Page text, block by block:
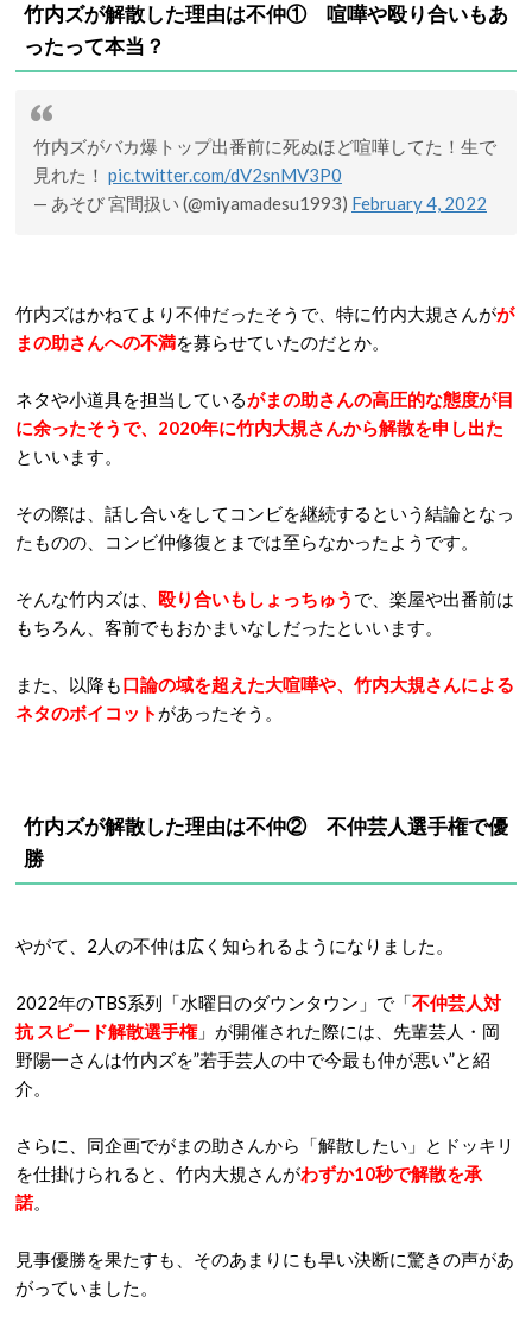
竹内ズが解散した理由は不仲① 喧嘩や殴り合いもあ
ったって本当？
竹内ズがバカ爆トップ出番前に死ぬほど喧嘩してた！生で
見れた！ pic.twitter.com/dV2snMV3P0
— あそび 宮間扱い (@miyamadesu1993) February 4, 2022
竹内ズはかねてより不仲だったそうで、特に竹内大規さんがが
まの助さんへの不満を募らせていたのだとか。
ネタや小道具を担当しているがまの助さんの高圧的な態度が目
に余ったそうで、2020年に竹内大規さんから解散を申し出た
といいます。
その際は、話し合いをしてコンビを継続するという結論となっ
たものの、コンビ仲修復とまでは至らなかったようです。
そんな竹内ズは、 殴り合いもしょっちゅう で、楽屋や出番前は
もちろん、客前でもおかまいなしだったといいます。
また、以降も口論の域を超えた大喧嘩や、竹内大規さんによる
ネタのボイコット があったそう。
竹内ズが解散した理由は不仲② 不仲芸人選手権で優
勝
やがて、2人の不仲は広く知られるようになりました。
2022年のTBS系列「水曜日のダウンタウン」で「不仲芸人対
抗 スピード解散選手権」が開催された際には、先輩芸人・岡
野陽一さんは竹内ズを”若手芸人の中で今最も仲が悪い”と紹
介。
さらに、同企画でがまの助さんから「解散したい」とドッキリ
を仕掛けられると、竹内大規さんがわずか10秒で解散を承
諾。
見事優勝を果たすも、そのあまりにも早い決断に驚きの声があ
がっていました。